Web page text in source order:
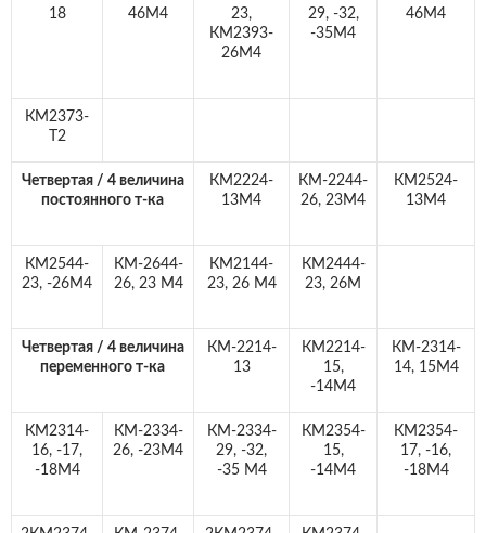
18
46М4
23,
КМ2393-
26М4
29, -32,
-35М4
46М4
КМ2373-
Т2
Четвертая / 4 величина
постоянного т-ка
КМ2224-
13М4
КМ-2244-
26, 23М4
КМ2524-
13М4
КМ2544-
23, -26М4
КМ-2644-
26, 23 М4
КМ2144-
23, 26 М4
КМ2444-
23, 26М
Четвертая / 4 величина
переменного т-ка
КМ-2214-
13
КМ2214-
15,
-14М4
КМ-2314-
14, 15М4
КМ2314-
16, -17,
-18М4
КМ-2334-
26, -23М4
КМ-2334-
29, -32,
-35 М4
КМ2354-
15,
-14М4
КМ2354-
17, -16,
-18М4